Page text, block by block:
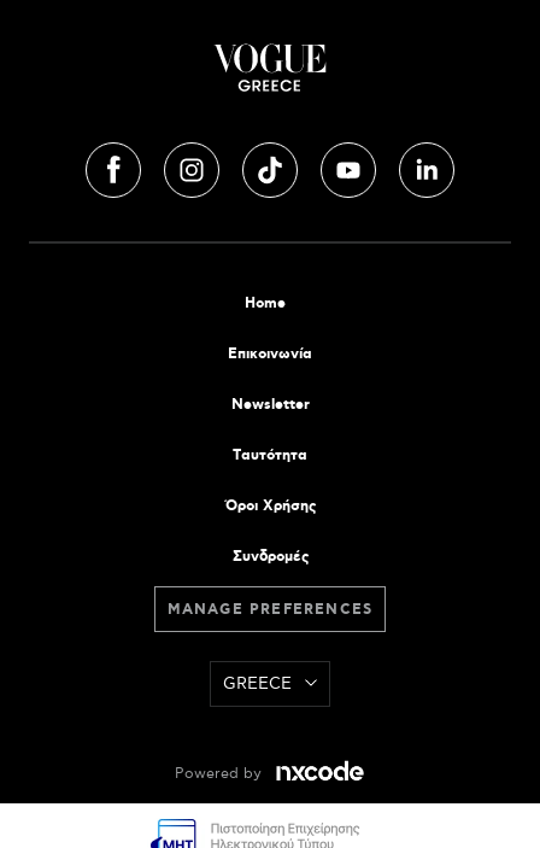
Home
Επικοινωνία
Newsletter
Tαυτότητα
Όροι Χρήσης
Συνδρομές
MANAGE PREFERENCES
GREECE
Powered by